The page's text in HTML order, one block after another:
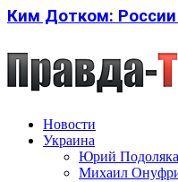
Ким Дотком:
Новости
Украина
Юрий
Михаил